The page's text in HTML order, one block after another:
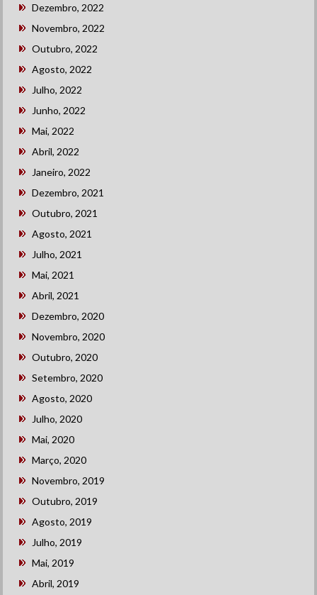
Dezembro, 2022
Novembro, 2022
Outubro, 2022
Agosto, 2022
Julho, 2022
Junho, 2022
Mai, 2022
Abril, 2022
Janeiro, 2022
Dezembro, 2021
Outubro, 2021
Agosto, 2021
Julho, 2021
Mai, 2021
Abril, 2021
Dezembro, 2020
Novembro, 2020
Outubro, 2020
Setembro, 2020
Agosto, 2020
Julho, 2020
Mai, 2020
Março, 2020
Novembro, 2019
Outubro, 2019
Agosto, 2019
Julho, 2019
Mai, 2019
Abril, 2019